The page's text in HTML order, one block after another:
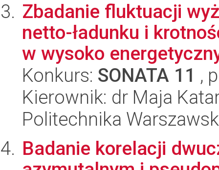
Zbadanie fluktuacji
netto-ładunku i
w wysoko
Konkurs: SONATA 11 ,
Kierownik: dr Maja
Politechnika
Badanie korelacji